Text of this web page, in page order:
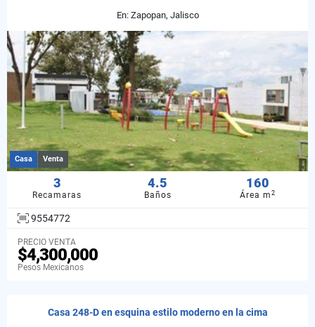
En: Zapopan, Jalisco
Casa Venta
3
Recamaras
4.5
Baños
160
Área m2
9554772
PRECIO VENTA
$4,300,000
Pesos Mexicanos
Casa 248-D en esquina estilo moderno en la cima